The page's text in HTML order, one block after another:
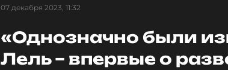
07 декабря 2023, 11:32
«Однозначно были
Лель – впервые о